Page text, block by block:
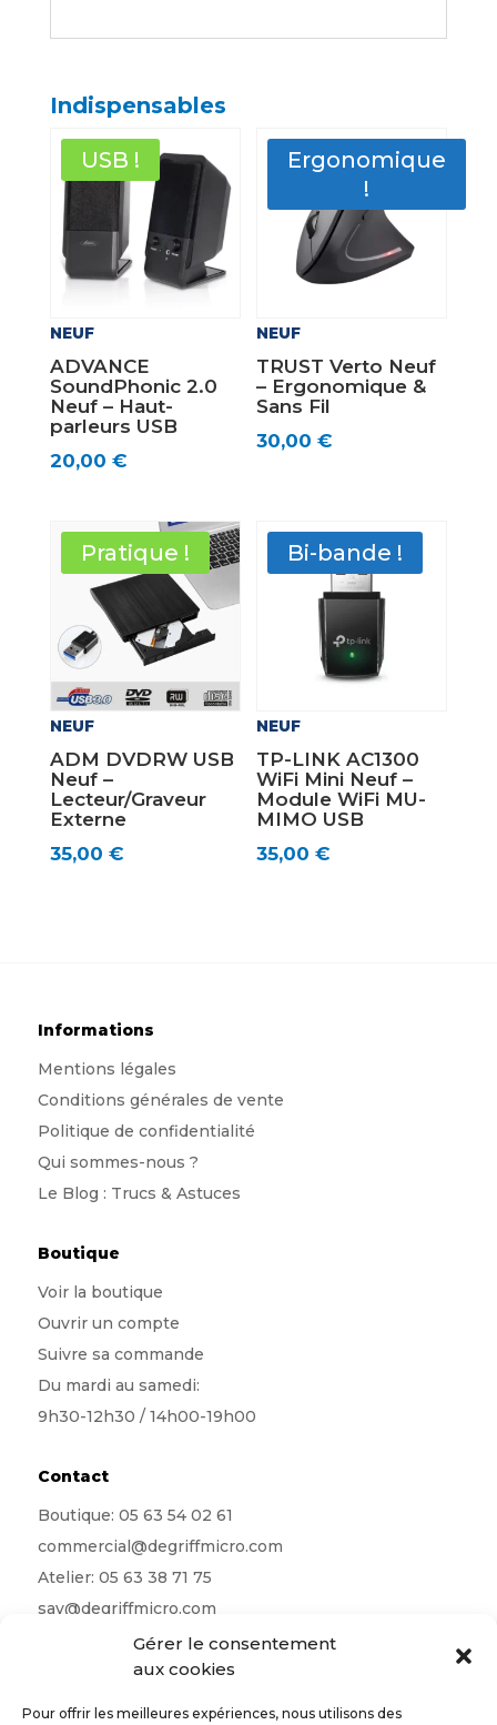
Gérer le consentement
aux cookies
Pour offrir les meilleures expériences, nous utilisons des
Indispensables
USB !
NEUF
ADVANCE
SoundPhonic 2.0
Neuf – Haut-
parleurs USB
20,00 €
Ergonomique
!
NEUF
TRUST Verto Neuf
– Ergonomique &
Sans Fil
30,00€
Pratique !
NEUF
ADM DVDRW USB
Neuf –
Lecteur/Graveur
Externe
35,00 €
Bi-bande !
NEUF
TP-LINK AC1300
WiFi Mini Neuf –
Module WiFi MU-
MIMO USB
35,00€
Informations
Mentions légales
Conditions générales de vente
Politique de confidentialité
Qui sommes-nous ?
Le Blog : Trucs & Astuces
Boutique
Voir la boutique
Ouvrir un compte
Suivre sa commande
Du mardi au samedi:
9h30-12h30 / 14h00-19h00
Contact
Boutique: 05 63 54 02 61
commercial@degriffmicro.com
Atelier: 05 63 38 71 75
sav@degriffmicro.com
albi@degriffmicro.com
16 Avenue de Garban 81990 Puygouzon